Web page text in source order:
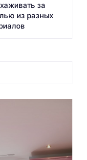
за
из разных